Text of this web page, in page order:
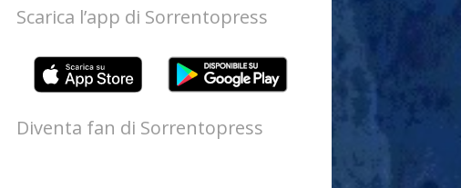
Scarica l’app di Sorrentopress
Diventa fan di Sorrentopress